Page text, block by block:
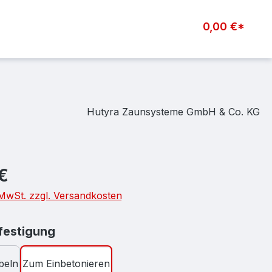
0,00 €*
Hutyra Zaunsysteme GmbH & Co. KG
zzgl. Versandkosten
Zum Einbetonieren